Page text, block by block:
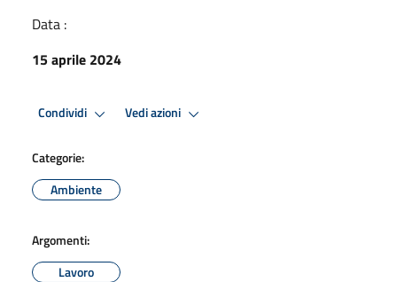
Data :
15 aprile 2024
Condividi Vedi azioni
Categorie:
Ambiente
Argomenti:
Lavoro